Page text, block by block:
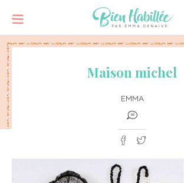
Maison michel
EMMA